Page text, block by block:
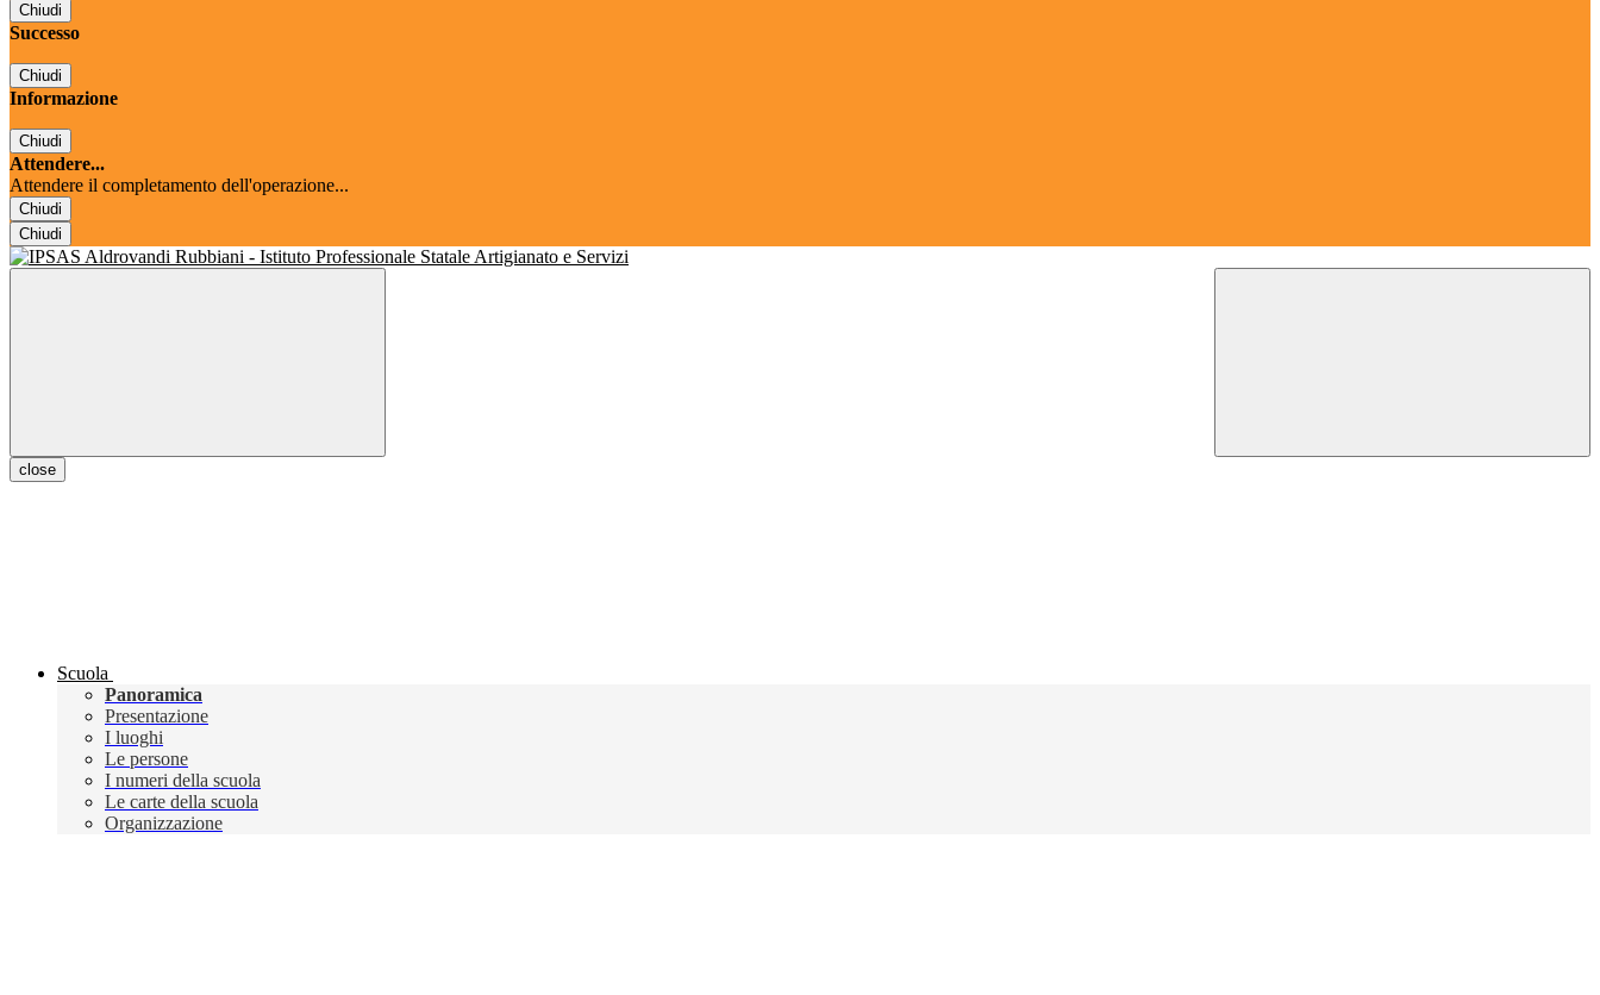
Chiudi
Successo
Chiudi
Informazione
Chiudi
Attendere...
Attendere il completamento dell'operazione...
Chiudi
Chiudi
close
Scuola
Panoramica
Presentazione
I luoghi
Le persone
I numeri della scuola
Le carte della scuola
Organizzazione